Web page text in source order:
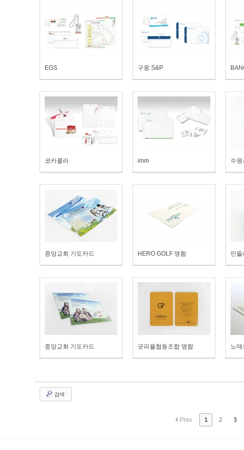
EGS 구웅 S&P
코카콜라 imm
중앙교회 기도카드 HERO GOLF 명함 민
중앙교회 기도카드 굿피플협동조합 명함 노매
검색
Prev 1 2 3